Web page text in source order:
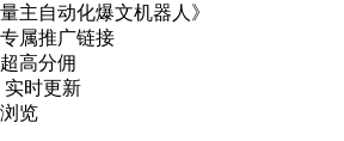
主自动化爆文机器人》
属推广链接
高分佣
实时更新
览